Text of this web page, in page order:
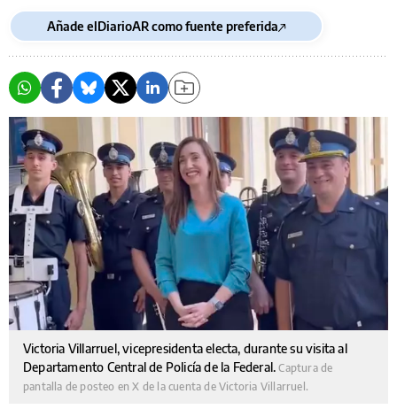
Añade elDiarioAR como fuente preferida
Victoria Villarruel, vicepresidenta electa, durante su visita al
Departamento Central de Policía de la Federal.Captura de
pantalla de posteo en X de la cuenta de Victoria Villarruel.